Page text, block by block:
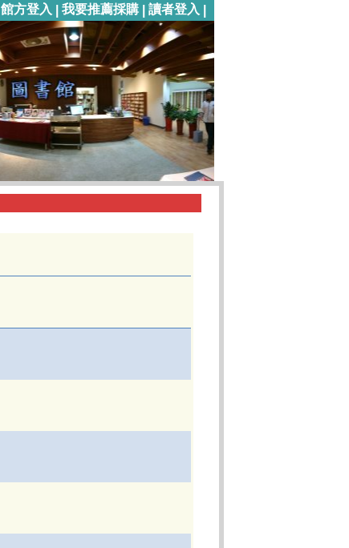
館方登入 我要推薦採購| 讀者登入